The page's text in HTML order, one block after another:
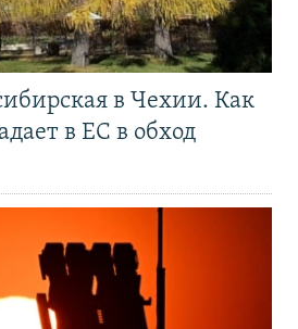
в Чехии. Как
в ЕС в обход